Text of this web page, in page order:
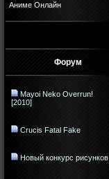
Аниме Онлайн
Форум
Mayoi Neko Overrun!
[2010]
Crucis Fatal Fake
Новый конкурс рисунков.